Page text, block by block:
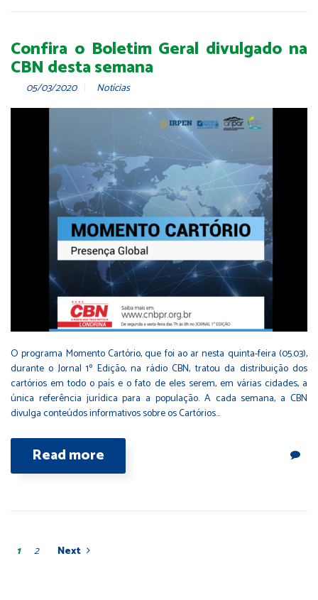
Confira o Boletim Geral divulgado na
CBN desta semana
05/03/2020 Notícias
O programa Momento Cartório, que foi ao ar nesta quinta-feira (05.03),
durante o Jornal 1º Edição, na rádio CBN, tratou da distribuição dos
cartórios em todo o país e o fato de eles serem, em várias cidades, a
única referência jurídica para a população. A cada semana, a CBN
divulga conteúdos informativos sobre os Cartórios…
Read more
1 2 Next